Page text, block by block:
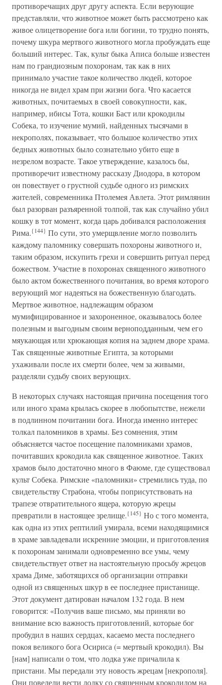
противоречащих друг другу аспекта. Если верующие
представляли, что животное может быть рассмотрено как
живое олицетворение бога или богини, то трудно понять,
почему шкура мертвого животного могла пробуждать еще
больший интерес. Так, культ быка Аписа больше известен
нам по грандиозным похоронам, так как в них
принимало участие такое количество людей, которое
никогда не видел храм при жизни бога. Что касается
животных, почитаемых в своей совокупности, как,
например, ибисы Тота, кошки Баст или крокодилы
Собека, то изучение мумий, найденных тысячами в
некрополях, показывает, что большое количество этих
бедных животных было сознательно убито еще в
незрелом возрасте. Такое утверждение, казалось бы,
противоречит известному рассказу Диодора, в котором
он повествует о грустной судьбе одного из римских
жителей, современника Птолемея Авлета. Этот римлянин
был разорван разъяренной толпой, так как случайно убил
кошку в тот момент, когда царь добивался расположения
Рима.{144} По сути, это умерщвление могло позволить
каждому паломнику совершать похороны животного и,
таким образом, искупить грехи и совершить ритуал перед
божеством. Участие в похоронах священного животного
было актом божественного почитания, во время которого
верующий мог надеяться на божественную благодать.
Мертвое животное, надлежащим образом
мумифицированное и захороненное, оказывалось более
полезным и выгодным своим верноподданным, чем его
мяукающая или хрюкающая копия на заднем дворе храма.
Так священные животные Египта, за которыми
ухаживали после их смерти более, чем за живыми,
разделяли судьбу своих верующих.
В некоторых случаях настоящая причина посещения того
или иного храма крылась скорее в любопытстве, нежели
в подлинном почитании бога. Иногда именно интерес
толкал паломников в храмы. Без сомнения, этим
объясняется частое посещение паломниками храмов,
почитавших крокодила как священное животное. Таких
храмов было достаточно много в Фаюме, где существовал
культ Собека. Римские «паломники» стремились туда, по
свидетельству Страбона, чтобы поприсутствовать на
трапезе отвратительного ящера, которую жрецы
превратили в настоящее зрелище.{145} Но с того момента,
как одна из этих рептилий умирала, всеми находящимися
в храме завладевали искренние эмоции, и приготовления
к похоронам занимали одновременно все умы, чему
свидетельствует ответ на настоятельную просьбу жрецов
храма Диме, заботящихся об организации отправки
одной из священных шкур в ее последнее пристанище.
Этот документ датирован началом 132 года. В нем
говорится: «Получив ваше письмо, мы приняли во
внимание всю важность приготовлений, которые бог
пробудил в наших сердцах, касаемо места последнего
покоя великого бога Осириса (= мертвый крокодил). Вы
[нам] написали о том, что лодка уже причалила к
пристани. Мы передали эту новость жрецам [некрополя].
Они повелели вести лодку со священным крокодилом на